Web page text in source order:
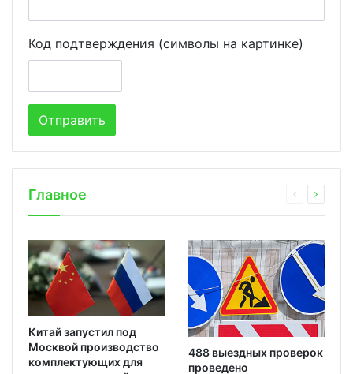
Код подтверждения (символы на картинке)
Главное
Китай запустил под
Москвой производство
комплектующих для
488 выездных проверок
проведено